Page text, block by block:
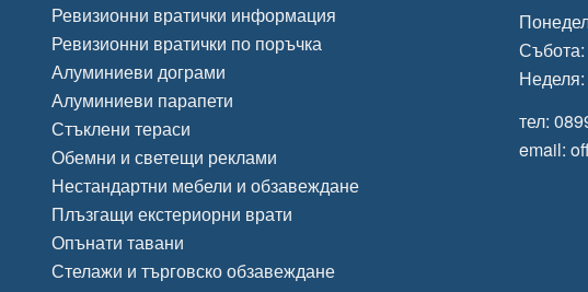
Ревизионни вратички информация
Ревизионни вратички по поръчка
Алуминиеви дограми
Алуминиеви парапети
Стъклени тераси
Обемни и светещи реклами
Нестандартни мебели и обзавеждане
Плъзгащи екстериорни врати
Опънати тавани
Стелажи и търговско обзавеждане
Събота:
тел:
email: